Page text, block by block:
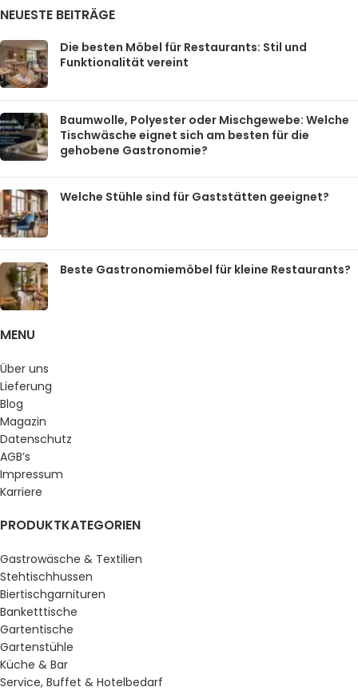
NEUESTE BEITRÄGE
Die besten Möbel für Restaurants: Stil und
Funktionalität vereint
Baumwolle, Polyester oder Mischgewebe: Welche
Tischwäsche eignet sich am besten für die
gehobene Gastronomie?
Welche Stühle sind für Gaststätten geeignet?
Beste Gastronomiemöbel für kleine Restaurants?
MENU
Über uns
Lieferung
Blog
Magazin
Datenschutz
AGB’s
Impressum
Karriere
PRODUKTKATEGORIEN
Gastrowäsche & Textilien
Stehtischhussen
Biertischgarnituren
Banketttische
Gartentische
Gartenstühle
Küche & Bar
Service, Buffet & Hotelbedarf